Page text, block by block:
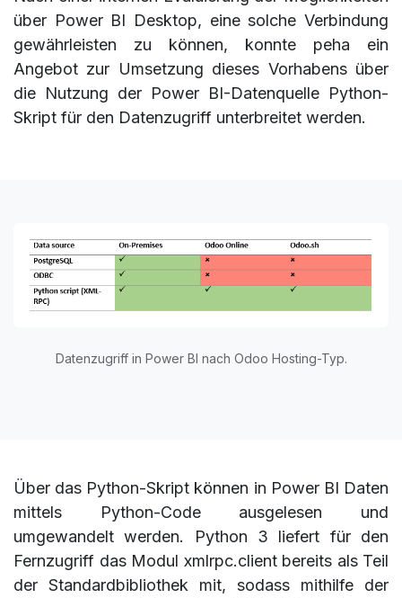
über Power BI Desktop, eine solche Verbindung
gewährleisten zu können, konnte peha ein
Angebot zur Umsetzung dieses Vorhabens über
die Nutzung der Power BI-Datenquelle Python-
Skript für den Datenzugriff unterbreitet werden.
Datenzugriff in Power BI nach Odoo Hosting-Typ.
Über das Python-Skript können in Power BI Daten
mittels Python-Code ausgelesen und
umgewandelt werden. Python 3 liefert für den
Fernzugriff das Modul xmlrpc.client bereits als Teil
der Standardbibliothek mit, sodass mithilfe der